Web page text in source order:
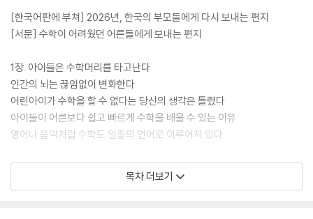
소평가하게 만든다. 아이들은 수학을 좋아한다. 수를 읽는 방법을 제대로
알려주기만 한다면 빠른 속도로 수학에 재미를 붙일 것이다. 게다가 부모
계로 나아갈 수 있다.
내 아이가 수학을 좋아하는 아이로 자라나기를 바라는 부모라면 이 책을
읽어 보자. 그리고 아이와 함께 하루 5분씩, 도트 카드로 즐겁게 놀이하듯
수학을 배워 보자. 매일의 반복이 아이의 수학머리에 기적을 일으키는 첫
[한국어판에 부쳐] 2026년, 한국의 부모들에게 다시 보내는 편지
[서문] 수학이 어려웠던 어른들에게 보내는 편지
1장. 아이들은 수학머리를 타고난다
인간의 뇌는 끊임없이 변화한다
어린아이가 수학을 할 수 없다는 당신의 생각은 틀렸다
아이들이 어른보다 쉽고 빠르게 수학을 배울 수 있는 이유
영어나 음악처럼 수학도 일종의 언어로 이루어져 있다
2장. 아이들은 수학을 배우고 싶어 한다
아이들은 정말로 태어날 때부터 수학을 싫어할까?
목차 더보기